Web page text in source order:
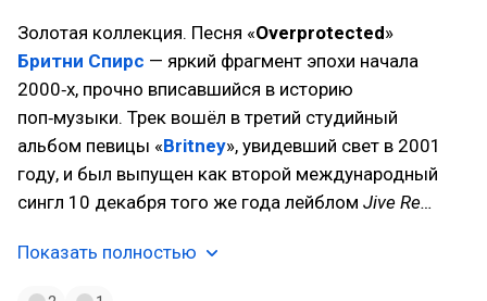
Золотая коллекция. Песня «Overprotected»
Бритни Спирс — яркий фрагмент эпохи начала
2000‑х, прочно вписавшийся в историю
поп‑музыки. Трек вошёл в третий студийный
альбом певицы «Britney», увидевший свет в 2001
году, и был выпущен как второй международный
сингл 10 декабря того же года лейблом Jive Re…
Показать полностью